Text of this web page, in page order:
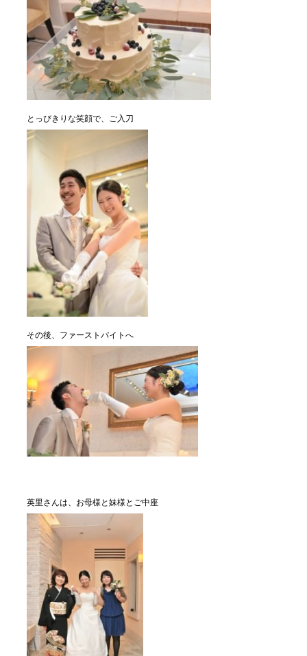
とっびきりな笑顔で、ご入刀
その後、ファーストバイトへ
英里さんは、お母様と妹様とご中座